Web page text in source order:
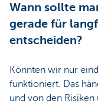
Wann sollte
gerade für
entscheiden?
Könnten wir nur
funktioniert. Das
und von den